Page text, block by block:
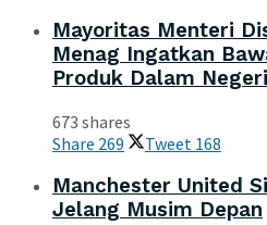
Mayoritas Menteri
Menag Ingatkan
Produk Dalam Negeri
673 shares
Share 269 Tweet 168
Manchester United
Jelang Musim Depan